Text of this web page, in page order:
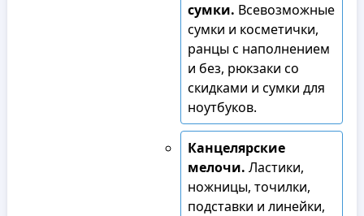
сумки. Всевозможные
сумки и косметички,
ранцы с наполнением
и без, рюкзаки со
скидками и сумки для
ноутбуков.
Канцелярские
мелочи. Ластики,
ножницы, точилки,
подставки и линейки,